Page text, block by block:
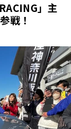
」主
戦！